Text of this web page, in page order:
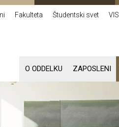
Fakulteta Študentski svet VIS
O ODDELKU ZAPOSLENI